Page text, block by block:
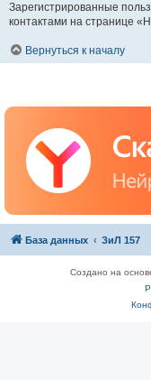
Зарегистрированные
контактами на странице
Вернуться к началу
База данных ЗиЛ 157
Создано на